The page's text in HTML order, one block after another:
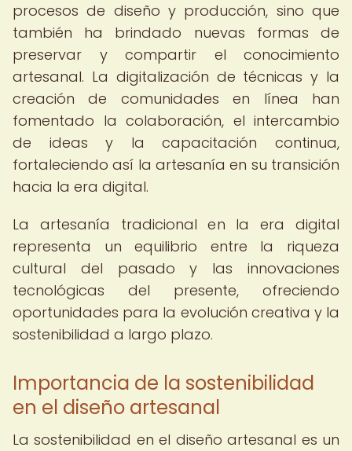
procesos de diseño y producción, sino que
también ha brindado nuevas formas de
preservar y compartir el conocimiento
artesanal. La digitalización de técnicas y la
creación de comunidades en línea han
fomentado la colaboración, el intercambio
de ideas y la capacitación continua,
fortaleciendo así la artesanía en su transición
hacia la era digital.
La artesanía tradicional en la era digital
representa un equilibrio entre la riqueza
cultural del pasado y las innovaciones
tecnológicas del presente, ofreciendo
oportunidades para la evolución creativa y la
sostenibilidad a largo plazo.
Importancia de la sostenibilidad
en el diseño artesanal
La sostenibilidad en el diseño artesanal es un